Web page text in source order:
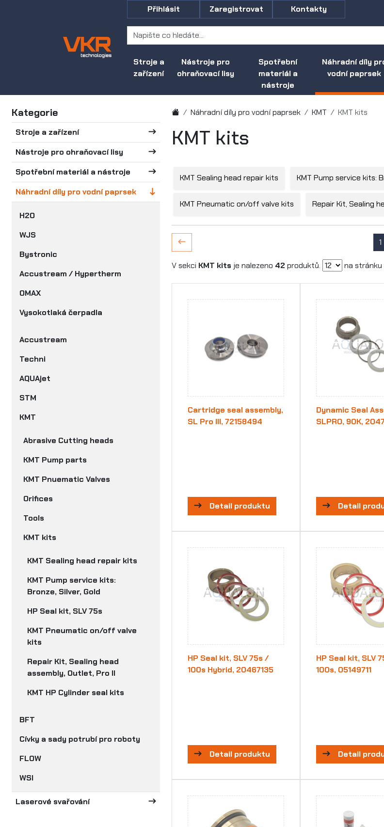
Stroje a
zařízení
Nástroje pro
ohraňovací lisy
Spotřební
materiál a
nástroje
Náhradní díly
vodní paprsek
Přihlásit Zaregistrovat Kontakty
Kategorie
Stroje a zařízení
Nástroje pro ohraňovací lisy
Spotřební materiál a nástroje
Náhradní díly pro vodní paprsek
H2O
WJS
Bystronic
Accustream / Hypertherm
OMAX
Vysokotlaká čerpadla
Accustream
Techni
AQUAjet
STM
KMT
Abrasive Cutting heads
KMT Pump parts
KMT Pnuematic Valves
Orifices
Tools
KMT kits
KMT Sealing head repair kits
KMT Pump service kits:
Bronze, Silver, Gold
HP Seal kit, SLV 75s
KMT Pneumatic on/off valve
kits
Repair Kit, Sealing head
assembly, Outlet, Pro II
KMT HP Cylinder seal kits
BFT
Cívky a sady potrubí pro roboty
FLOW
WSI
Laserové svařování
Náhradní díly pro vodní paprsek KMT KMT kits
KMT kits
KMT Sealing head repair kits KMT Pump service kits:
KMT Pneumatic on/off valve kits Repair Kit, Sealing
1
V sekci KMT kits je nalezeno 42 produktů. na stránku
Cartridge seal assembly,
SL Pro III, 72158494
Detail produktu
Dynamic Seal
SLPRO, 90K,
Detail
HP Seal kit, SLV 75s /
100s Hybrid, 20467135
Detail produktu
HP Seal kit, SLV
100s, 05149711
Detail